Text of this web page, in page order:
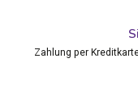
Zahlung per